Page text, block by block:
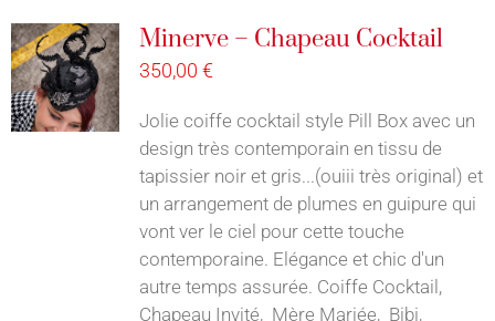
Minerve – Chapeau Cocktail
350,00 €
Jolie coiffe cocktail style Pill Box avec un
design très contemporain en tissu de
tapissier noir et gris...(ouiii très original) et
un arrangement de plumes en guipure qui
vont ver le ciel pour cette touche
contemporaine. Elégance et chic d'un
autre temps assurée. Coiffe Cocktail,
Chapeau Invité, Mère Mariée, Bibi,